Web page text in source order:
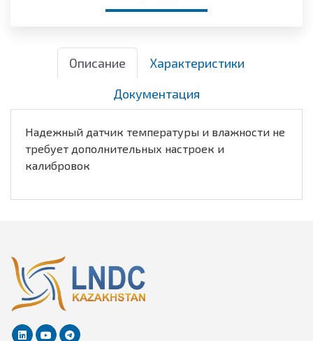
Описание
Характеристики
Документация
Надежный датчик температуры и влажности не
требует дополнительных настроек и
калибровок